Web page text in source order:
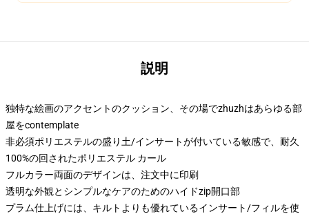
説明
独特な絵画のアクセントのクッション、その場でzhuzhはあらゆる部
屋をcontemplate
非必須ポリエステルの盛り土/インサートが付いている敏感で、耐久
100%の回されたポリエステル カール
フルカラー両面のデザインは、注文中に印刷
透明な外観とシンプルなケアのためのハイドzip開口部
プラム仕上げには、キルトよりも優れているインサート/フィルを使